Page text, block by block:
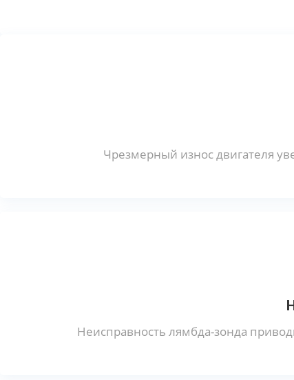
Чрезмерный износ двигателя
Неисправность лямбда-зонда